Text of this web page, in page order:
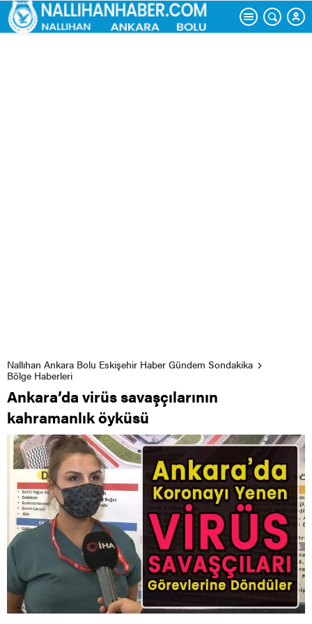
Nallıhan Ankara Bolu Eskişehir Haber Gündem Sondakika
Bölge Haberleri
Ankara’da virüs savaşçılarının
kahramanlık öyküsü